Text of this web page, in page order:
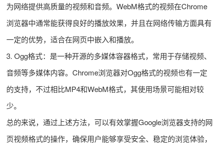
为网络提供高质量的视频和音频。WebM格式的视频在Chrome
浏览器中通常能获得良好的播放效果，并且在网络传输方面具有
一定的优势，适合在网页中嵌入和播放。
3. Ogg格式：是一种开源的多媒体容器格式，常用于存储视频、
音频等多媒体内容。Chrome浏览器对Ogg格式的视频也有一定
的支持，不过相比MP4和WebM格式，其使用场景可能相对较
少。
总的来说，通过上述方法，可以有效掌握Google浏览器支持的网
页视频格式的操作，确保用户能够享受安全、稳定的浏览体验，